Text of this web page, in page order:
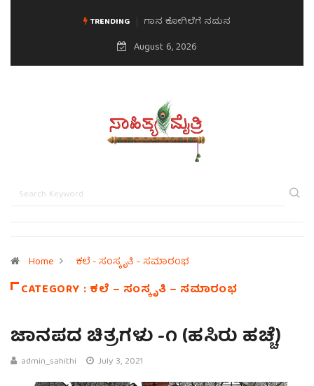
TRENDING
ಗಾನ ಕೋಗಿಲೆಗೆ ನಮನ ಮನಸಿನ ಸವಿಭಾವ
August 6, 2026
Home ಕಲೆ - ಸಂಸ್ಕೃತಿ - ಸಮಾರಂಭ
CATEGORY : ಕಲೆ – ಸಂಸ್ಕೃತಿ – ಸಮಾರಂಭ
ಜಾನಪದ ಚಿತ್ರಗಳು -೧ (ಹಸಿರು ಹಚ್ಚೆ)
admin_sahithi July 3, 2021